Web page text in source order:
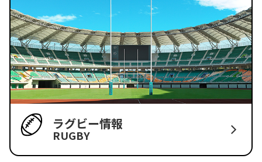
ラグビー情報
RUGBY